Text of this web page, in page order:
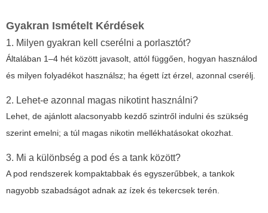
Gyakran Ismételt Kérdések
1. Milyen gyakran kell cserélni a porlasztót?
Általában 1–4 hét között javasolt, attól függően, hogyan használod
és milyen folyadékot használsz; ha égett ízt érzel, azonnal cserélj.
2. Lehet-e azonnal magas nikotint használni?
Lehet, de ajánlott alacsonyabb kezdő szintről indulni és szükség
szerint emelni; a túl magas nikotin mellékhatásokat okozhat.
3. Mi a különbség a pod és a tank között?
A pod rendszerek kompaktabbak és egyszerűbbek, a tankok
nagyobb szabadságot adnak az ízek és tekercsek terén.